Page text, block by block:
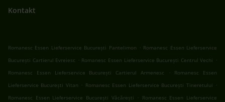
Kontakt
Romanesc Essen Lieferservice București Pantelimon . Romanesc Essen Lieferservice
București Cartierul Evreiesc . Romanesc Essen Lieferservice București Centrul Vechi .
Romanesc Essen Lieferservice București Cartierul Armenesc
.
Romanesc Essen
Lieferservice București Vitan . Romanesc Essen Lieferservice București Tineretului .
Romanesc Essen Lieferservice București Văcărești
. Romanesc Essen Lieferservice